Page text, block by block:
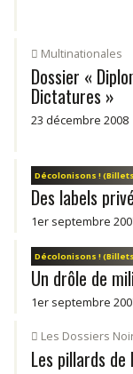
Multinationales
Dossier «
Dictatures »
23 décembre 2008
Décolonisons !
Des labels
1er septembre
Décolonisons !
Un drôle de
1er septembre
Les Dossiers
Les pillards